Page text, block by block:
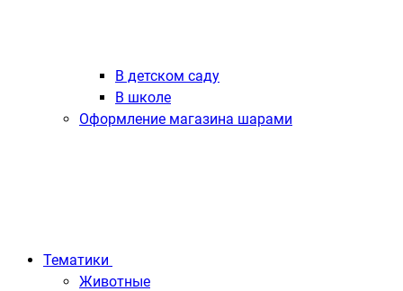
В детском саду
В школе
Оформление магазина шарами
Тематики
Животные